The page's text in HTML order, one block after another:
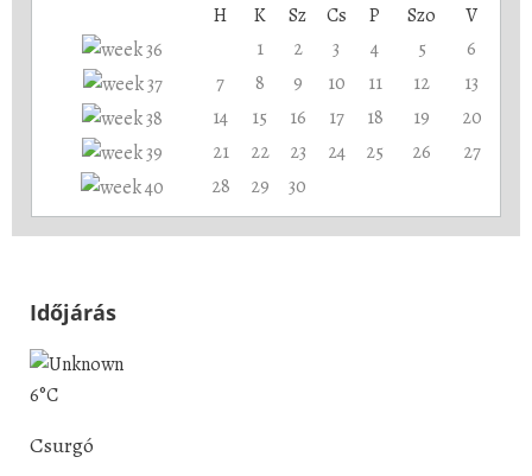
H K Sz Cs P Szo
V
1
2 3 4 5
6
7
8 9 10 11 12
13
14
15 16 17 18 19
20
21
22 23 24 25 26
27
28
29 30
Időjárás
6°C
Csurgó